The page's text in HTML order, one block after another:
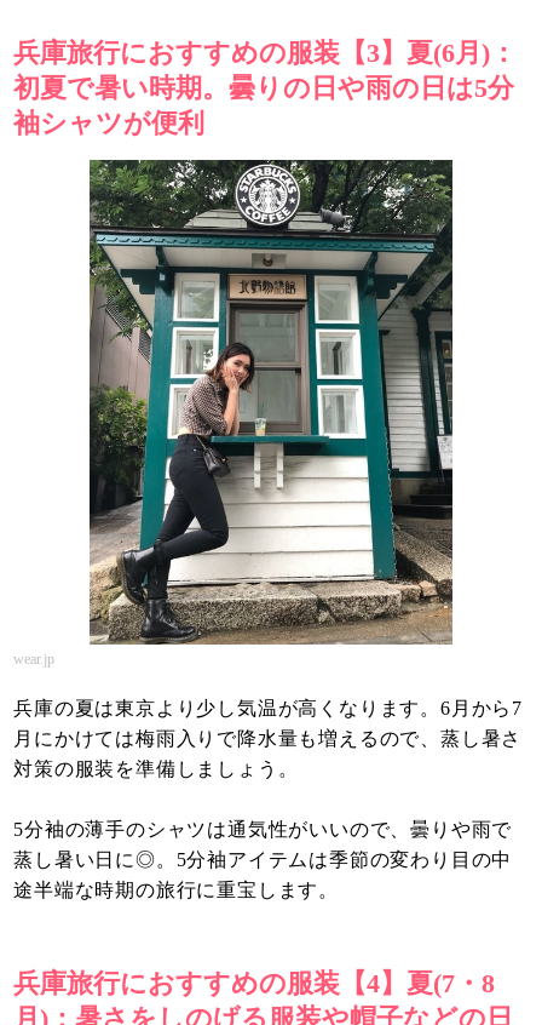
兵庫旅行におすすめの服装【3】夏(6月)：
初夏で暑い時期。曇りの日や雨の日は5分
袖シャツが便利
wear.jp
兵庫の夏は東京より少し気温が高くなります。6月から7
月にかけては梅雨入りで降水量も増えるので、蒸し暑さ
対策の服装を準備しましょう。
5分袖の薄手のシャツは通気性がいいので、曇りや雨で
蒸し暑い日に◎。5分袖アイテムは季節の変わり目の中
途半端な時期の旅行に重宝します。
兵庫旅行におすすめの服装【4】夏(7・8
月)：暑さをしのげる服装や帽子などの日